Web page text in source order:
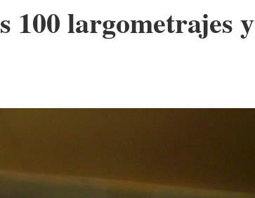
100 largometrajes y